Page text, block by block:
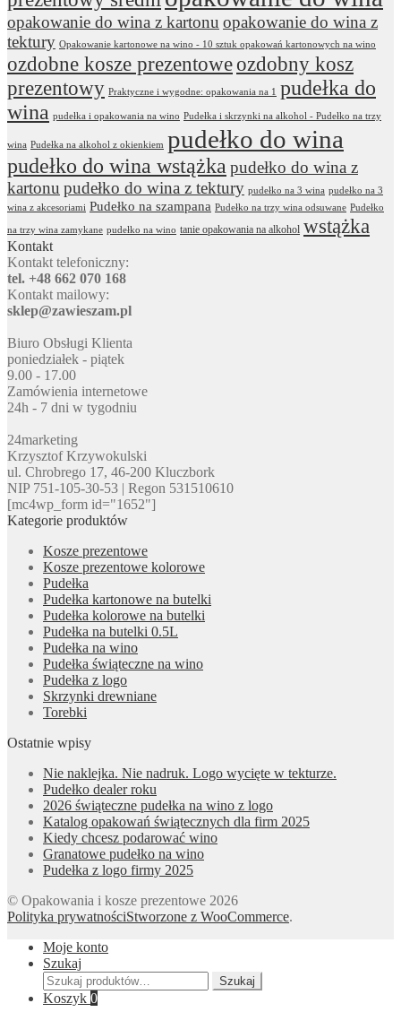
opakowanie do wina z kartonu opakowanie do wina z
tektury Opakowanie kartonowe na wino - 10 sztuk opakowań kartonowych na wino
ozdobne kosze prezentoweozdobny kosz
prezentowy Praktyczne i wygodne: opakowania na 1
pudełka do
wina pudełka i opakowania na wino Pudełka i skrzynki na alkohol - Pudełko na trzy
wina Pudełka na alkohol z okienkiem pudełko do wina
pudełko do wina wstążka pudełko do wina z
kartonu pudełko do wina z tektury pudełko na 3 wina pudełko na 3
wina z akcesoriami Pudełko na szampana Pudełko na trzy wina odsuwane Pudełko
na trzy wina zamykane pudełko na wino tanie opakowania na alkohol wstążka
Kontakt
Kontakt telefoniczny:
tel. +48 662 070 168
Kontakt mailowy:
sklep@zawieszam.pl
Biuro Obsługi Klienta
poniedziałek - piątek
9.00 - 17.00
Zamówienia internetowe
24h - 7 dni w tygodniu
24marketing
Krzysztof Krzywokulski
ul. Chrobrego 17, 46-200 Kluczbork
NIP 751-105-30-53 | Regon 531510610
[mc4wp_form id="1652"]
Kategorie produktów
Kosze prezentowe
Kosze prezentowe kolorowe
Pudełka
Pudełka kartonowe na butelki
Pudełka kolorowe na butelki
Pudełka na butelki 0.5L
Pudełka na wino
Pudełka świąteczne na wino
Pudełka z logo
Skrzynki drewniane
Torebki
Ostatnie wpisy
Nie naklejka. Nie nadruk. Logo wycięte w tekturze.
Pudełko dealer roku
2026 świąteczne pudełka na wino z logo
Katalog opakowań świątecznych dla firm 2025
Kiedy chcesz podarować wino
Granatowe pudełko na wino
Pudełka z logo firmy 2025
© Opakowania i kosze prezentowe 2026
Polityka prywatnościStworzone z WooCommerce.
Moje konto
Szukaj
Szukaj:
Szukaj
Koszyk 0